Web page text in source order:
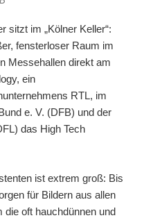
sitzt im „Kölner Keller“:
fensterloser Raum im
Messehallen direkt am
ein
RTL, im
e. V. (DFB) und der
das High Tech
ist extrem groß: Bis
für Bildern aus allen
oft hauchdünnen und